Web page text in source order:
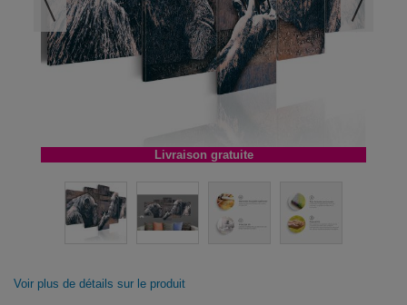
Livraison gratuite
Voir plus de détails sur le produit